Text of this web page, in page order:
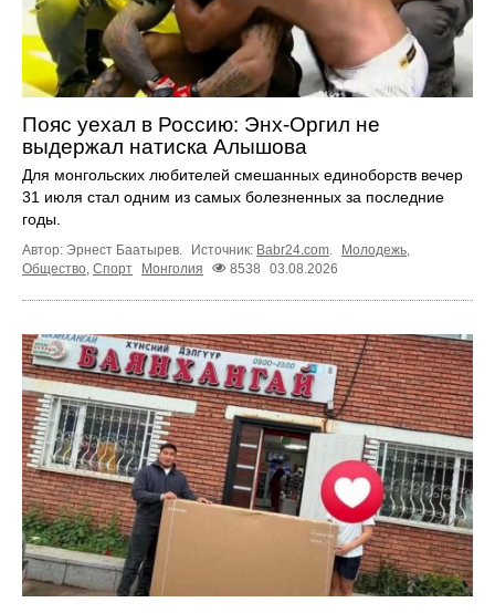
Пояс уехал в Россию: Энх-Оргил не
выдержал натиска Алышова
Для монгольских любителей смешанных единоборств вечер
31 июля стал одним из самых болезненных за последние
годы.
Автор: Эрнест Баатырев. Источник: Babr24.com. Молодежь,
Общество, Спорт Монголия 8538 03.08.2026